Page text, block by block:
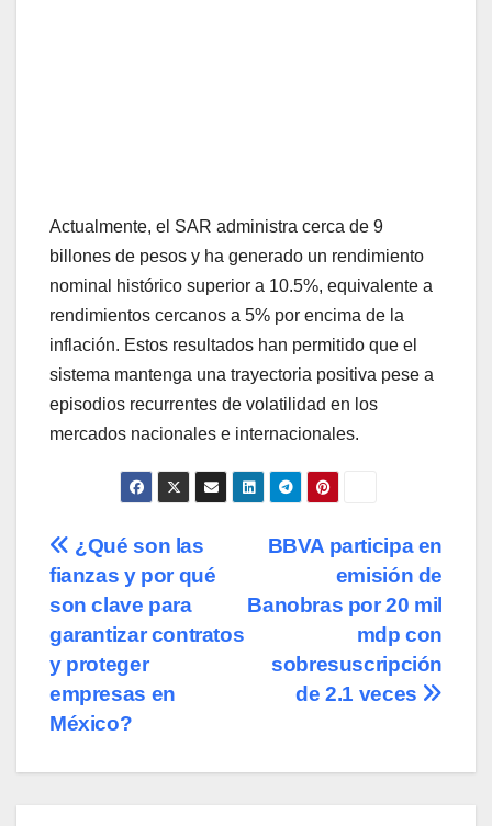
Actualmente, el SAR administra cerca de 9
billones de pesos y ha generado un rendimiento
nominal histórico superior a 10.5%, equivalente a
rendimientos cercanos a 5% por encima de la
inflación. Estos resultados han permitido que el
sistema mantenga una trayectoria positiva pese a
episodios recurrentes de volatilidad en los
mercados nacionales e internacionales.
Navegación
de
entradas
BBVA participa en
emisión de
Banobras por 20 mil
mdp con
sobresuscripción
de 2.1 veces
¿Qué son las
fianzas y por qué
son clave para
garantizar contratos
y proteger
empresas en
México?